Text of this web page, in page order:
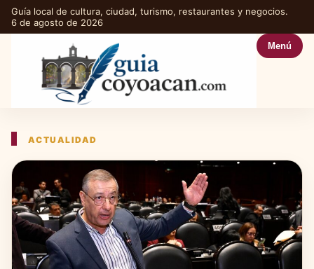
Guía local de cultura, ciudad, turismo, restaurantes y negocios.
6 de agosto de 2026
Menú
ACTUALIDAD